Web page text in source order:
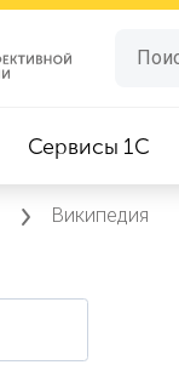
Сервисы 1C
Википедия